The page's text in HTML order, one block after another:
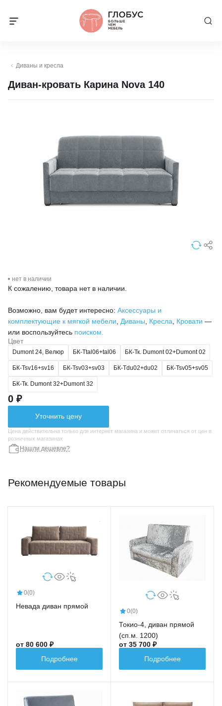
Диваны и кресла
Диван-кровать Карина Nova 140
нет в наличии
К сожалению, товара нет в наличии.
Возможно, вам будет интересно: Аксессуары и
комплектующие к мягкой мебели
Диваны Кресла Кровати —
или воспользуйтесь поиском.
Цвет
Dumont 24, Велюр БК-Ttal06+tal06 БК-Тк. Dumont 02+Dumont 02
БК-Tsv16+sv16 БК-Tsv03+sv03 БК-Тdu02+du02 БК-Tsv05+sv05
БК-Тк. Dumont 32+Dumont 32
0 ₽
Уточнить цену
Цена действительна только для интернет магазина и может отличаться от цен в
розничных магазинах
Нашли дешевле?
Рекомендуемые товары
0(0)
Невада диван прямой
от 80 600 ₽
Подробнее
0(0)
Токио-4, диван прямой
(сп.м. 1200)
от 35 700 ₽
Подробнее